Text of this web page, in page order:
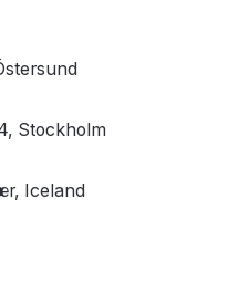
Stockholm
Iceland